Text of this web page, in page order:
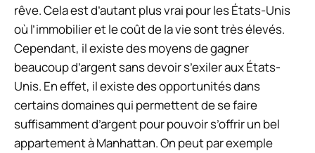
rêve. Cela est d’autant plus vrai pour les États-Unis
où l’immobilier et le coût de la vie sont très élevés.
Cependant, il existe des moyens de gagner
beaucoup d’argent sans devoir s’exiler aux États-
Unis. En effet, il existe des opportunités dans
certains domaines qui permettent de se faire
suffisamment d’argent pour pouvoir s’offrir un bel
appartement à Manhattan. On peut par exemple